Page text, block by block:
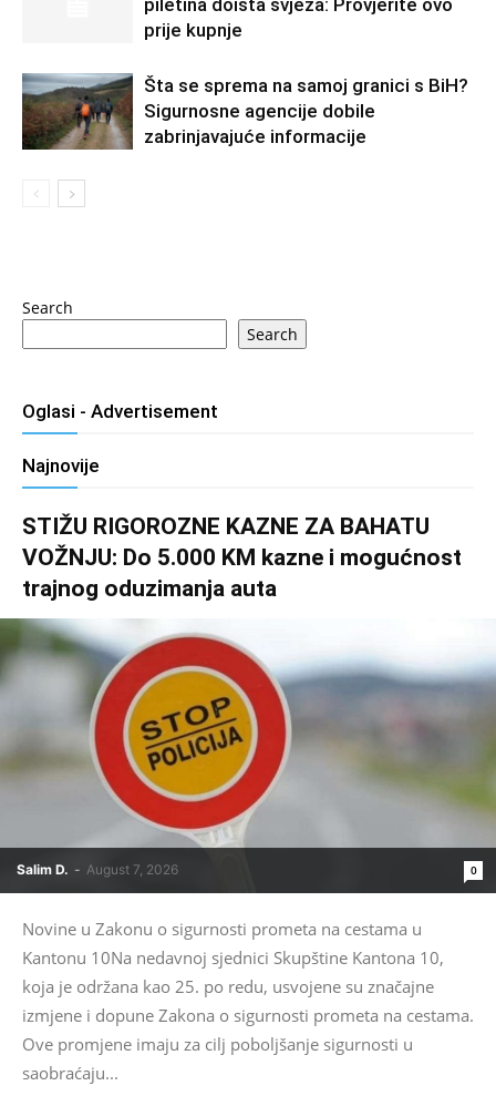
piletina doista svježa: Provjerite ovo
prije kupnje
Šta se sprema na samoj granici s BiH?
Sigurnosne agencije dobile
zabrinjavajuće informacije
Search
Search
Oglasi - Advertisement
Najnovije
STIŽU RIGOROZNE KAZNE ZA BAHATU
VOŽNJU: Do 5.000 KM kazne i mogućnost
trajnog oduzimanja auta
Salim D. - August 7, 2026 0
Novine u Zakonu o sigurnosti prometa na cestama u
Kantonu 10Na nedavnoj sjednici Skupštine Kantona 10,
koja je održana kao 25. po redu, usvojene su značajne
izmjene i dopune Zakona o sigurnosti prometa na cestama.
Ove promjene imaju za cilj poboljšanje sigurnosti u
saobraćaju...